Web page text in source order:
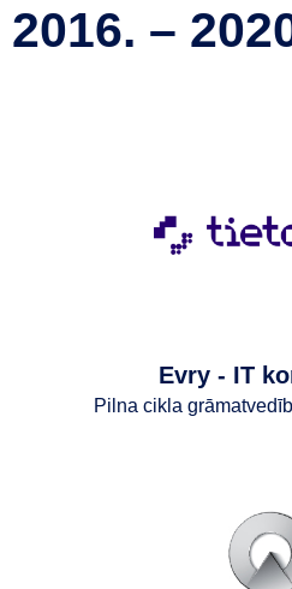
2016. –
Evry - IT
Pilna cikla